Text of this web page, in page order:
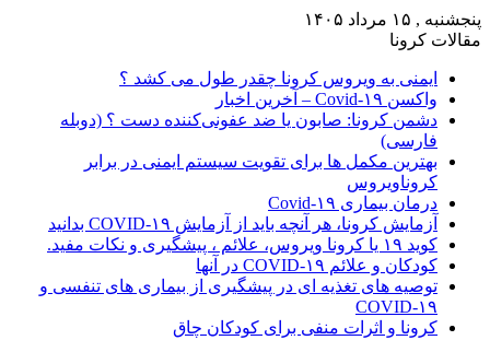
پنجشنبه , ۱۵ مرداد ۱۴۰۵
مقالات کرونا
ایمنی به ویروس کرونا چقدر طول می کشد ؟
واکسن Covid-۱۹ – آخرین اخبار
دشمن کرونا: صابون یا ضد عفونی‌کننده دست ؟ (دوبله
فارسی)
بهترین مکمل ها برای تقویت سیستم ایمنی در برابر
کروناویروس
درمان بیماری Covid-۱۹
آزمایش کرونا، هر آنچه باید از آزمایش COVID-۱۹ بدانید
کوید ۱۹ یا کرونا ویروس، علائم ، پیشگیری و نکات مفید.
کودکان و علائم COVID-۱۹ در آنها
توصیه های تغذیه ای در پیشگیری از بیماری های تنفسی و
COVID-۱۹
کرونا و اثرات منفی برای کودکان چاق